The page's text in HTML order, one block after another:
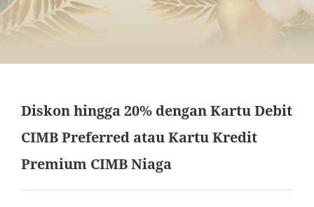
Diskon hingga 20% dengan Kartu Debit
CIMB Preferred atau Kartu Kredit
Premium CIMB Niaga